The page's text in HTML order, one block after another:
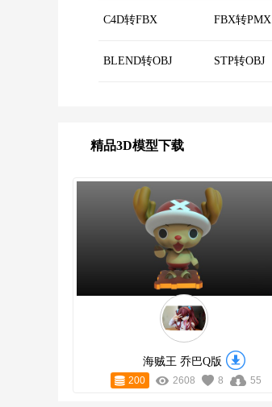
C4D转FBX FBX转PMX
BLEND转OBJ STP转OBJ
精品3D模型下载
海贼王 乔巴Q版
200 2608 8 55